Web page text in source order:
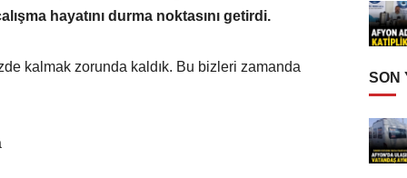
hayatını durma noktasını getirdi.
kalmak zorunda kaldık. Bu bizleri zamanda
SON